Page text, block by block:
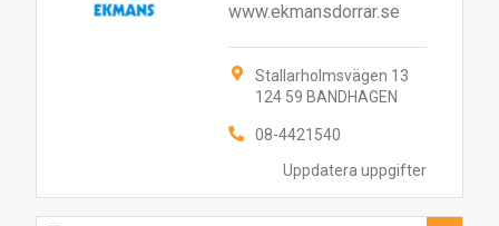
Uppdatera uppgifter
www.ekmansdorrar.se
Stallarholmsvägen 13
124 59 BANDHAGEN
08-4421540